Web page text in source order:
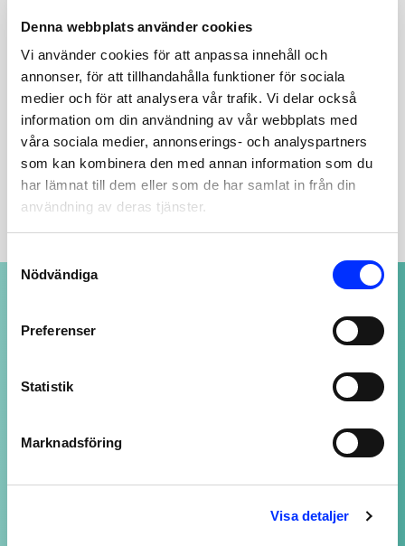
Denna webbplats använder cookies
Vi använder cookies för att anpassa innehåll och
annonser, för att tillhandahålla funktioner för sociala
medier och för att analysera vår trafik. Vi delar också
information om din användning av vår webbplats med
våra sociala medier, annonserings- och analyspartners
som kan kombinera den med annan information som du
har lämnat till dem eller som de har samlat in från din
användning av deras tjänster.
Selection
Nödvändiga
Preferenser
Statistik
Marknadsföring
Visa detaljer
Duschset Tapwell DSO ZSAL300 Krom är …
Lägg till i varukorg
BESKRIVNING
NOGGRANT UTVALDA PRODUKTER
kvällar och helger, fast med längre svarstid.